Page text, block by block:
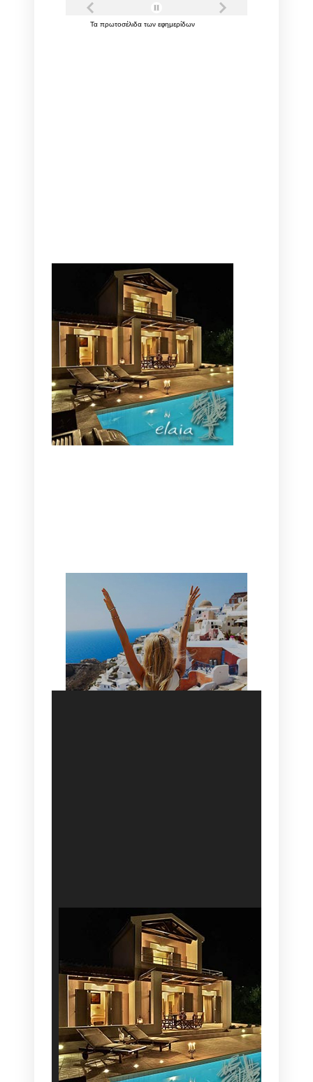
Τα πρωτοσέλιδα των εφημερίδων